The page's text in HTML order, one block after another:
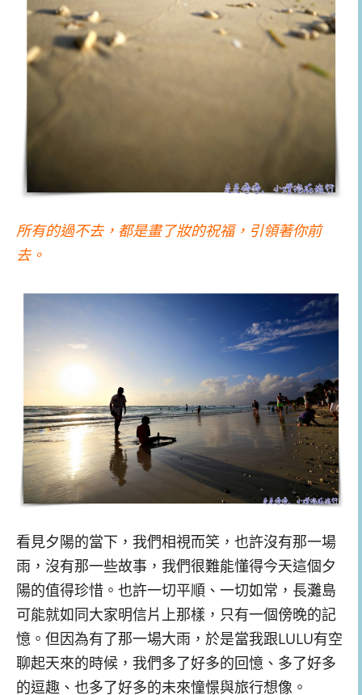
所有的過不去，都是畫了妝的祝福，引領著你前
去。
看見夕陽的當下，我們相視而笑，也許沒有那一場
雨，沒有那一些故事，我們很難能懂得今天這個夕
陽的值得珍惜。也許一切平順、一切如常，長灘島
可能就如同大家明信片上那樣，只有一個傍晚的記
憶。但因為有了那一場大雨，於是當我跟LULU有空
聊起天來的時候，我們多了好多的回憶、多了好多
的逗趣、也多了好多的未來憧憬與旅行想像。